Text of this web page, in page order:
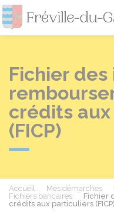
Fichier
crédits
(FICP)
Accueil Mes démarches
Fichiers bancaires
Fichier
crédits aux particuliers (FICP)